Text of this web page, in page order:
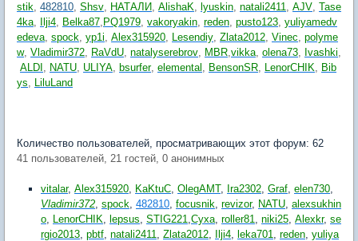
stik, 482810, Shsv, НАТАЛИ, AlishaK, lyuskin, natali2411, AJV, Tase
4ka, Ilji4, Belka87, PQ1979, vakoryakin, reden, pusto123, yuliyamedv
edeva, spock, yp1i, Alex315920, Lesendiy, Zlata2012, Vinec, polyme
w, Vladimir372, RaVdU, natalyserebrov, MBR,vikka, olena73, Ivashki,
ALDI , NATU, ULIYA, bsurfer, elemental , BensonSR, LenorCHIK, Bib
ys, LiluLand
Количество пользователей, просматривающих этот форум: 62
41 пользователей, 21 гостей, 0 анонимных
vitalar, Alex315920, KaKtuC, OlegAMT, Ira2302, Graf, elen730,
Vladimir372, spock, 482810, focusnik, revizor, NATU, alexsukhin
o, LenorCHIK, lepsus, STIG221,Cyxa, roller81, niki25, Alexkr, se
rgio2013, pbtf, natali2411, Zlata2012, Ilji4, leka701, reden, yuliya